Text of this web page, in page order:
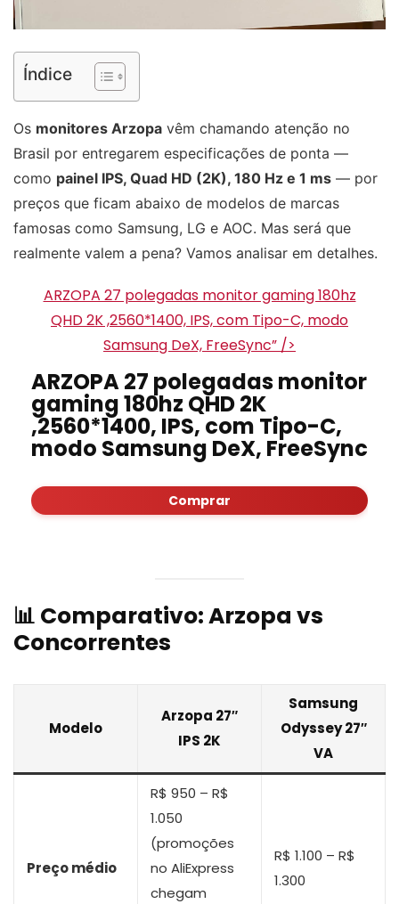
Índice
Os monitores Arzopa vêm chamando atenção no
Brasil por entregarem especificações de ponta —
como painel IPS, Quad HD (2K), 180 Hz e 1 ms — por
preços que ficam abaixo de modelos de marcas
famosas como Samsung, LG e AOC. Mas será que
realmente valem a pena? Vamos analisar em detalhes.
ARZOPA 27 polegadas monitor gaming 180hz
QHD 2K ,2560*1400, IPS, com Tipo-C, modo
Samsung DeX, FreeSync” />
ARZOPA 27 polegadas monitor
gaming 180hz QHD 2K
,2560*1400, IPS, com Tipo-C,
modo Samsung DeX, FreeSync
Comprar
📊 Comparativo: Arzopa vs
Concorrentes
Modelo
Arzopa 27″
IPS 2K
Samsung
Odyssey 27″
VA
Preço médio
R$ 950 – R$
1.050
(promoções
no AliExpress
chegam
R$ 1.100 – R$
1.300